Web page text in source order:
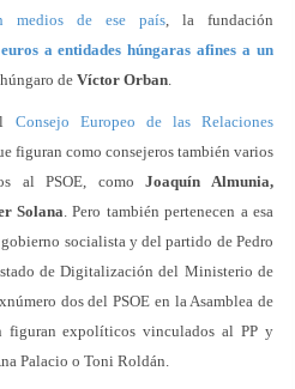
medios de ese país, la fundación
a entidades húngaras afines a un
de Víctor Orban.
Consejo Europeo de las Relaciones
figuran como consejeros también varios
al PSOE, como Joaquín Almunia,
Solana. Pero también pertenecen a esa
socialista y del partido de Pedro
de Digitalización del Ministerio de
dos del PSOE en la Asamblea de
figuran expolíticos vinculados al PP y
Palacio o Toni Roldán.